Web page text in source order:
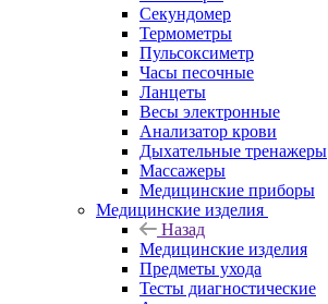
Секундомер
Термометры
Пульсоксиметр
Часы песочные
Ланцеты
Весы электронные
Анализатор крови
Дыхательные тренажеры
Массажеры
Медицинские приборы
Медицинские изделия
Назад
Медицинские изделия
Предметы ухода
Тесты диагностические